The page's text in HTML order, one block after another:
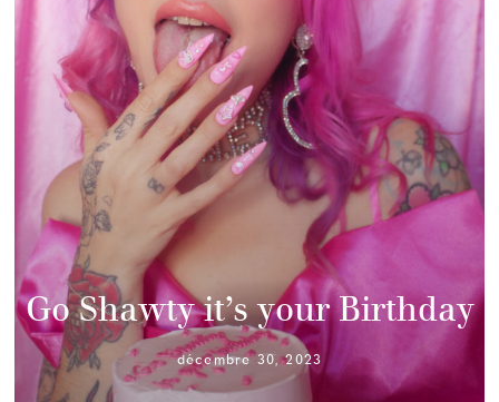
Go Shawty it’s your Birthday
décembre 30, 2023